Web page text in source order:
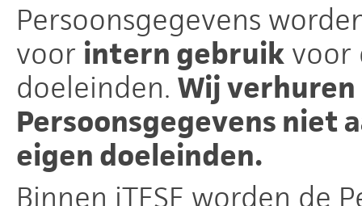
Persoonsgegevens
voor intern gebruik voor
doeleinden. Wij
Persoonsgegevens niet
eigen doeleinden.
Binnen iTESE worden de